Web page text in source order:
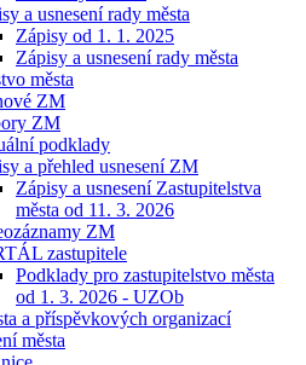
a usnesení rady města
Zápisy od 1. 1. 2025
Zápisy a usnesení rady města
města
ZM
ZM
podklady
a přehled usnesení ZM
Zápisy a usnesení Zastupitelstva
města od 11. 3. 2026
ZM
zastupitele
Podklady pro zastupitelstvo města
od 1. 3. 2026 - UZOb
a příspěvkových organizací
města